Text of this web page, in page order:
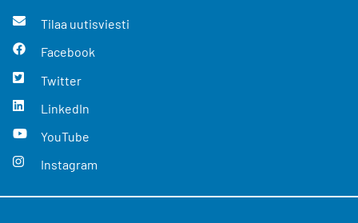
Tilaa uutisviesti
Facebook
Twitter
LinkedIn
YouTube
Instagram